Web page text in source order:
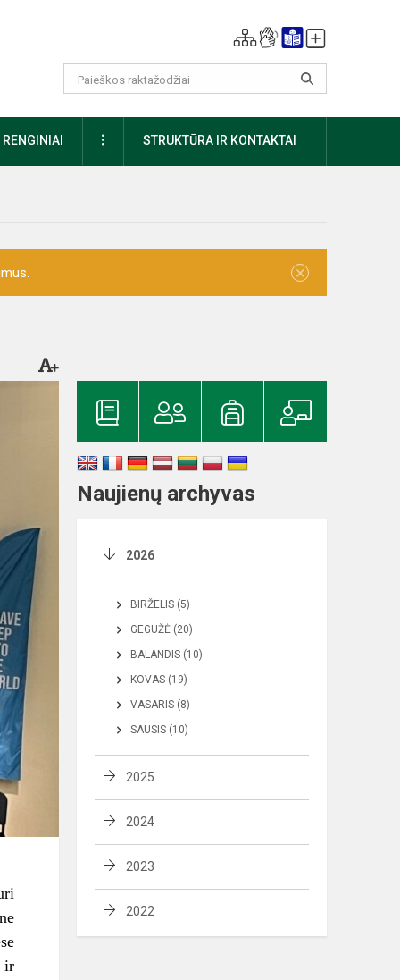
RENGINIAI DAUGIAUSTRUKTŪRA IR KONTAKTAI
×
ir
Naujienų archyvas
2026
BIRŽELIS (5)
GEGUŽĖ (20)
BALANDIS (10)
KOVAS (19)
VASARIS (8)
SAUSIS (10)
2025
2024
2023
2022